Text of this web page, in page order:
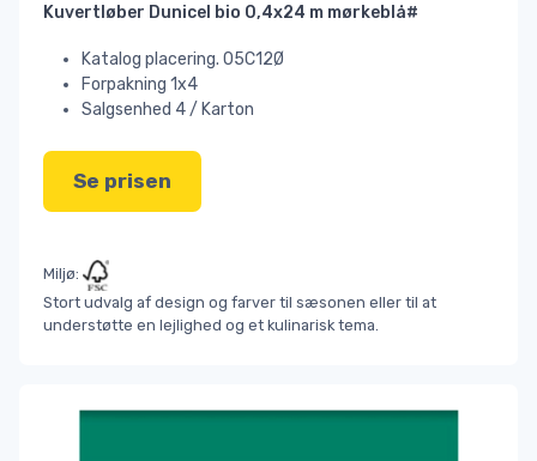
Kuvertløber Dunicel bio 0,4x24 m mørkeblå#
Katalog placering. 05C12Ø
Forpakning 1x4
Salgsenhed 4 / Karton
Se prisen
Miljø:
Stort udvalg af design og farver til sæsonen eller til at
understøtte en lejlighed og et kulinarisk tema.